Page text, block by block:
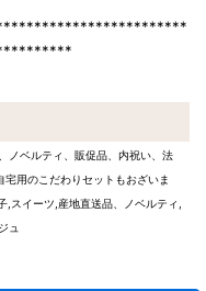
ノベルティ、販促品、内祝い、法
用のこだわりセットもおざいま
スイーツ,産地直送品、ノベルティ,
ュ